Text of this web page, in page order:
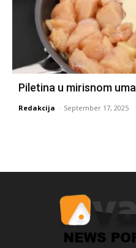
Piletina u mirisnom
Redakcija - September 17, 2025